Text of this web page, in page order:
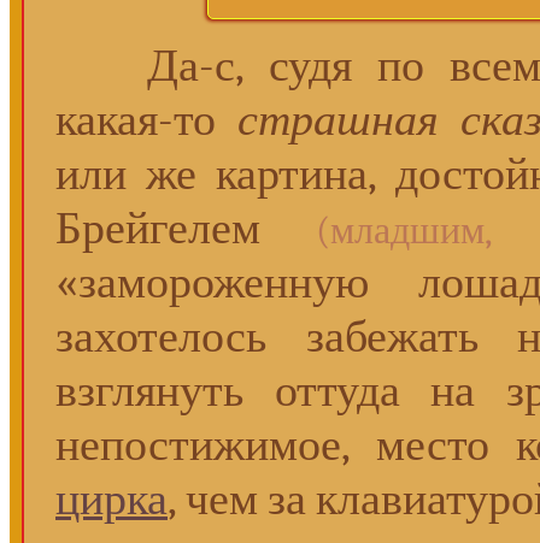
Да-с, судя по
какая-то страшная
или же картина,
Брейгелем
(младшим,
«замороженную
захотелось
взглянуть оттуда на
непостижимое,
цирка, чем за